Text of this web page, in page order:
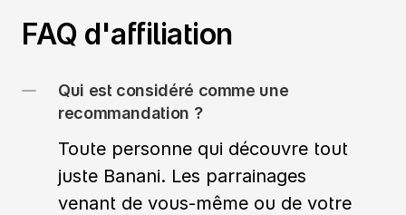
FAQ d'affiliation
Qui est considéré comme une
recommandation ?
Toute personne qui découvre tout
juste Banani. Les parrainages
venant de vous-même ou de votre